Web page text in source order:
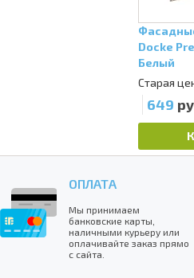
Docke
Белый
Старая
649
ОПЛАТА
Мы принимаем
банковские карты,
наличными курьеру или
оплачивайте заказ прямо
с сайта.